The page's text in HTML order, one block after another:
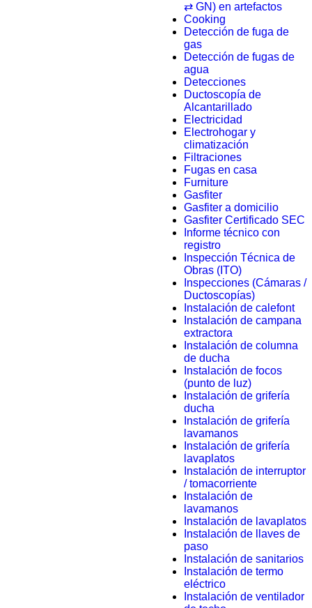
⇄ GN) en artefactos
Cooking
Detección de fuga de
gas
Detección de fugas de
agua
Detecciones
Ductoscopía de
Alcantarillado
Electricidad
Electrohogar y
climatización
Filtraciones
Fugas en casa
Furniture
Gasfiter
Gasfiter a domicilio
Gasfiter Certificado SEC
Informe técnico con
registro
Inspección Técnica de
Obras (ITO)
Inspecciones (Cámaras /
Ductoscopías)
Instalación de calefont
Instalación de campana
extractora
Instalación de columna
de ducha
Instalación de focos
(punto de luz)
Instalación de grifería
ducha
Instalación de grifería
lavamanos
Instalación de grifería
lavaplatos
Instalación de interruptor
/ tomacorriente
Instalación de
lavamanos
Instalación de lavaplatos
Instalación de llaves de
paso
Instalación de sanitarios
Instalación de termo
eléctrico
Instalación de ventilador